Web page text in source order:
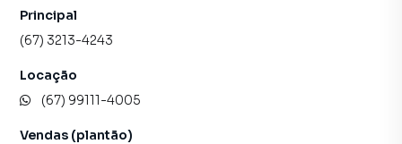
Principal
(67) 3213-4243
Locação
(67) 99111-4005
Vendas (plantão)